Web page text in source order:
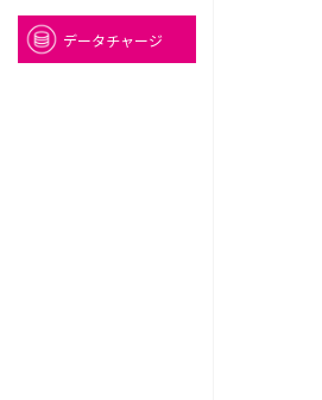
データチャージ